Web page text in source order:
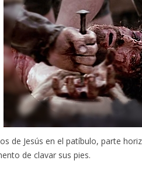
de Jesús en el patíbulo, parte
de clavar sus pies.